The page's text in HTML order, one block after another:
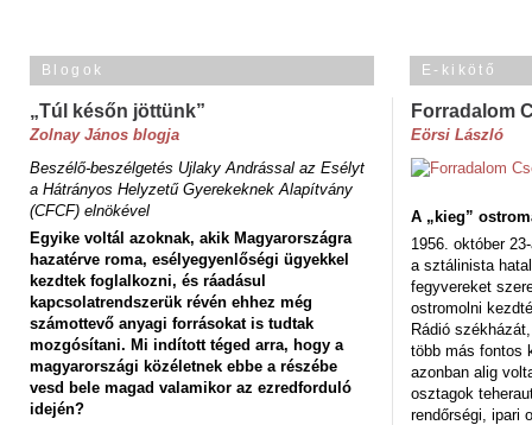
Blogok
„Túl későn jöttünk”
Zolnay János blogja
Beszélő-beszélgetés Ujlaky Andrással az Esélyt
a Hátrányos Helyzetű Gyerekeknek Alapítvány
(CFCF) elnökével
Egyike voltál azoknak, akik Magyarországra
hazatérve roma, esélyegyenlőségi ügyekkel
kezdtek foglalkozni, és ráadásul
kapcsolatrendszerük révén ehhez még
számottevő anyagi forrásokat is tudtak
mozgósítani. Mi indított téged arra, hogy a
magyarországi közéletnek ebbe a részébe
vesd bele magad valamikor az ezredforduló
idején?
E-kikötő
Forradalom
Eörsi László
A „kieg”
1956. október
a sztálinista
fegyvereket
ostromolni
Rádió
több más fontos
azonban alig
osztagok
rendőrségi, ipari